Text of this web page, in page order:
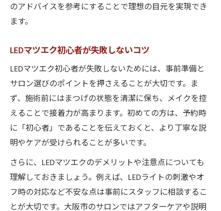
のアドバイスを参考にすることで理想の目元を実現でき
ます。
LEDマツエク初心者が失敗しないコツ
LEDマツエク初心者が失敗しないためには、事前準備と
サロン選びのポイントを押さえることが大切です。ま
ず、施術前にはまつげの状態を清潔に保ち、メイクを控
えることで接着力が高まります。初めての方は、予約時
に「初心者」であることを伝えておくと、より丁寧な説
明やケアが受けられることが多いです。
さらに、LEDマツエクのデメリットや注意点についても
理解しておきましょう。例えば、LEDライトの刺激やオ
フ時の対応など不安な点は事前にスタッフに相談するこ
とが大切です。大阪市のサロンではアフターケアや説明